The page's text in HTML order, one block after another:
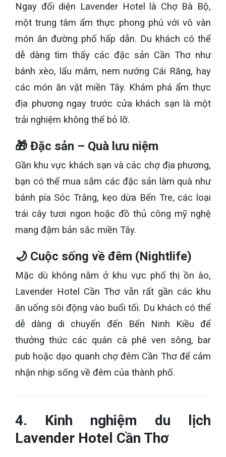
Ngay đối diện Lavender Hotel là Chợ Bà Bộ,
một trung tâm ẩm thực phong phú với vô vàn
món ăn đường phố hấp dẫn. Du khách có thể
dễ dàng tìm thấy các đặc sản Cần Thơ như
bánh xèo, lẩu mắm, nem nướng Cái Răng, hay
các món ăn vặt miền Tây. Khám phá ẩm thực
địa phương ngay trước cửa khách sạn là một
trải nghiệm không thể bỏ lỡ.
🎁 Đặc sản – Quà lưu niệm
Gần khu vực khách sạn và các chợ địa phương,
bạn có thể mua sắm các đặc sản làm quà như
bánh pía Sóc Trăng, kẹo dừa Bến Tre, các loại
trái cây tươi ngon hoặc đồ thủ công mỹ nghệ
mang đậm bản sắc miền Tây.
🌙 Cuộc sống về đêm (Nightlife)
Mặc dù không nằm ở khu vực phố thị ồn ào,
Lavender Hotel Cần Thơ vẫn rất gần các khu
ăn uống sôi động vào buổi tối. Du khách có thể
dễ dàng di chuyển đến Bến Ninh Kiều để
thưởng thức các quán cà phê ven sông, bar
pub hoặc dạo quanh chợ đêm Cần Thơ để cảm
nhận nhịp sống về đêm của thành phố.
4. Kinh nghiệm du lịch
Lavender Hotel Cần Thơ